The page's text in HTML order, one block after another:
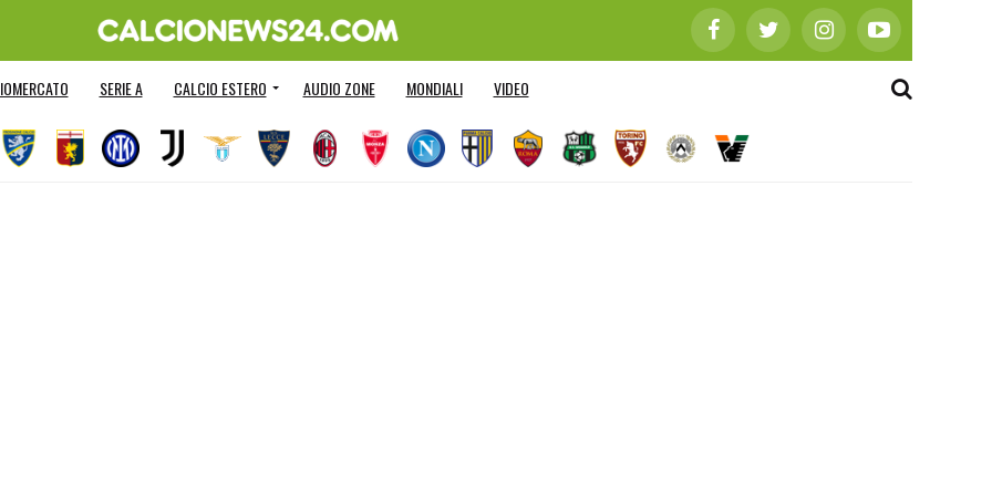
SERIE A CALCIO ESTERO AUDIO ZONE MONDIALI VIDEO